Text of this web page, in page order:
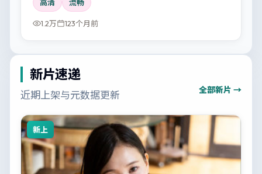
高清 流畅
1.2万 123个月前
新片速递
近期上架与元数据更新 全部新片 →
新上